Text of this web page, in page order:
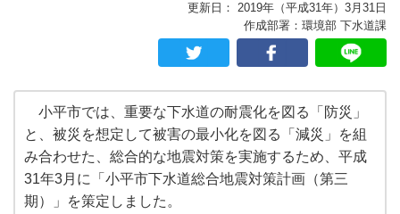
更新日： 2019年（平成31年）3月31日
作成部署：環境部 下水道課
小平市では、重要な下水道の耐震化を図る「防災」
と、被災を想定して被害の最小化を図る「減災」を組
み合わせた、総合的な地震対策を実施するため、平成
31年3月に「小平市下水道総合地震対策計画（第三
期）」を策定しました。